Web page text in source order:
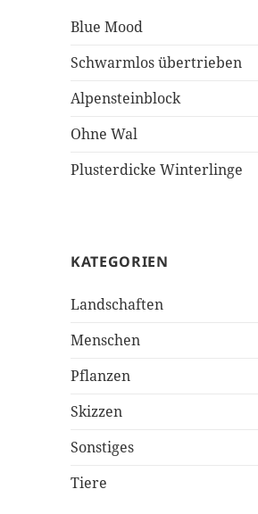
Blue Mood
Schwarmlos übertrieben
Alpensteinblock
Ohne Wal
Plusterdicke Winterlinge
KATEGORIEN
Landschaften
Menschen
Pflanzen
Skizzen
Sonstiges
Tiere